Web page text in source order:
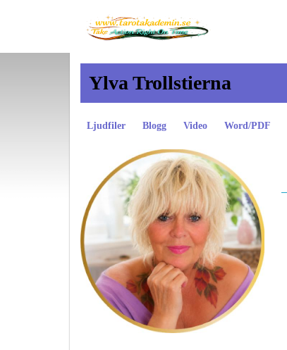
Ylva Trollstierna
Ljudfiler Blogg Video Word/PDF